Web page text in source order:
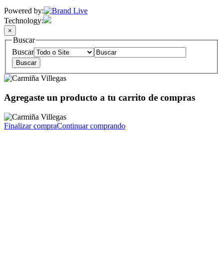
Powered by:
Technology:
×
Buscar
Buscar
Agregaste un producto a tu carrito de compras
Finalizar compraContinuar comprando